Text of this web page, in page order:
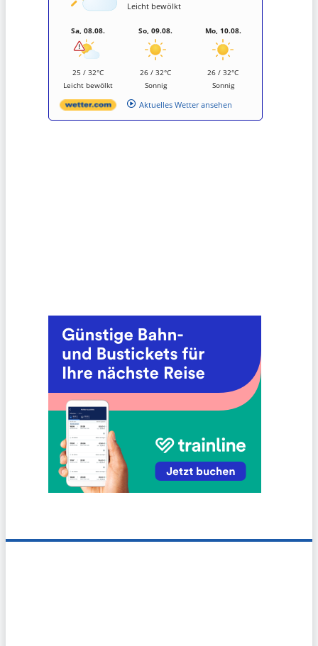
Leicht bewölkt
Sa, 08.08.
25 / 32°C
Leicht bewölkt
So, 09.08.
26 / 32°C
Sonnig
Mo, 10.08.
26 / 32°C
Sonnig
Aktuelles Wetter ansehen